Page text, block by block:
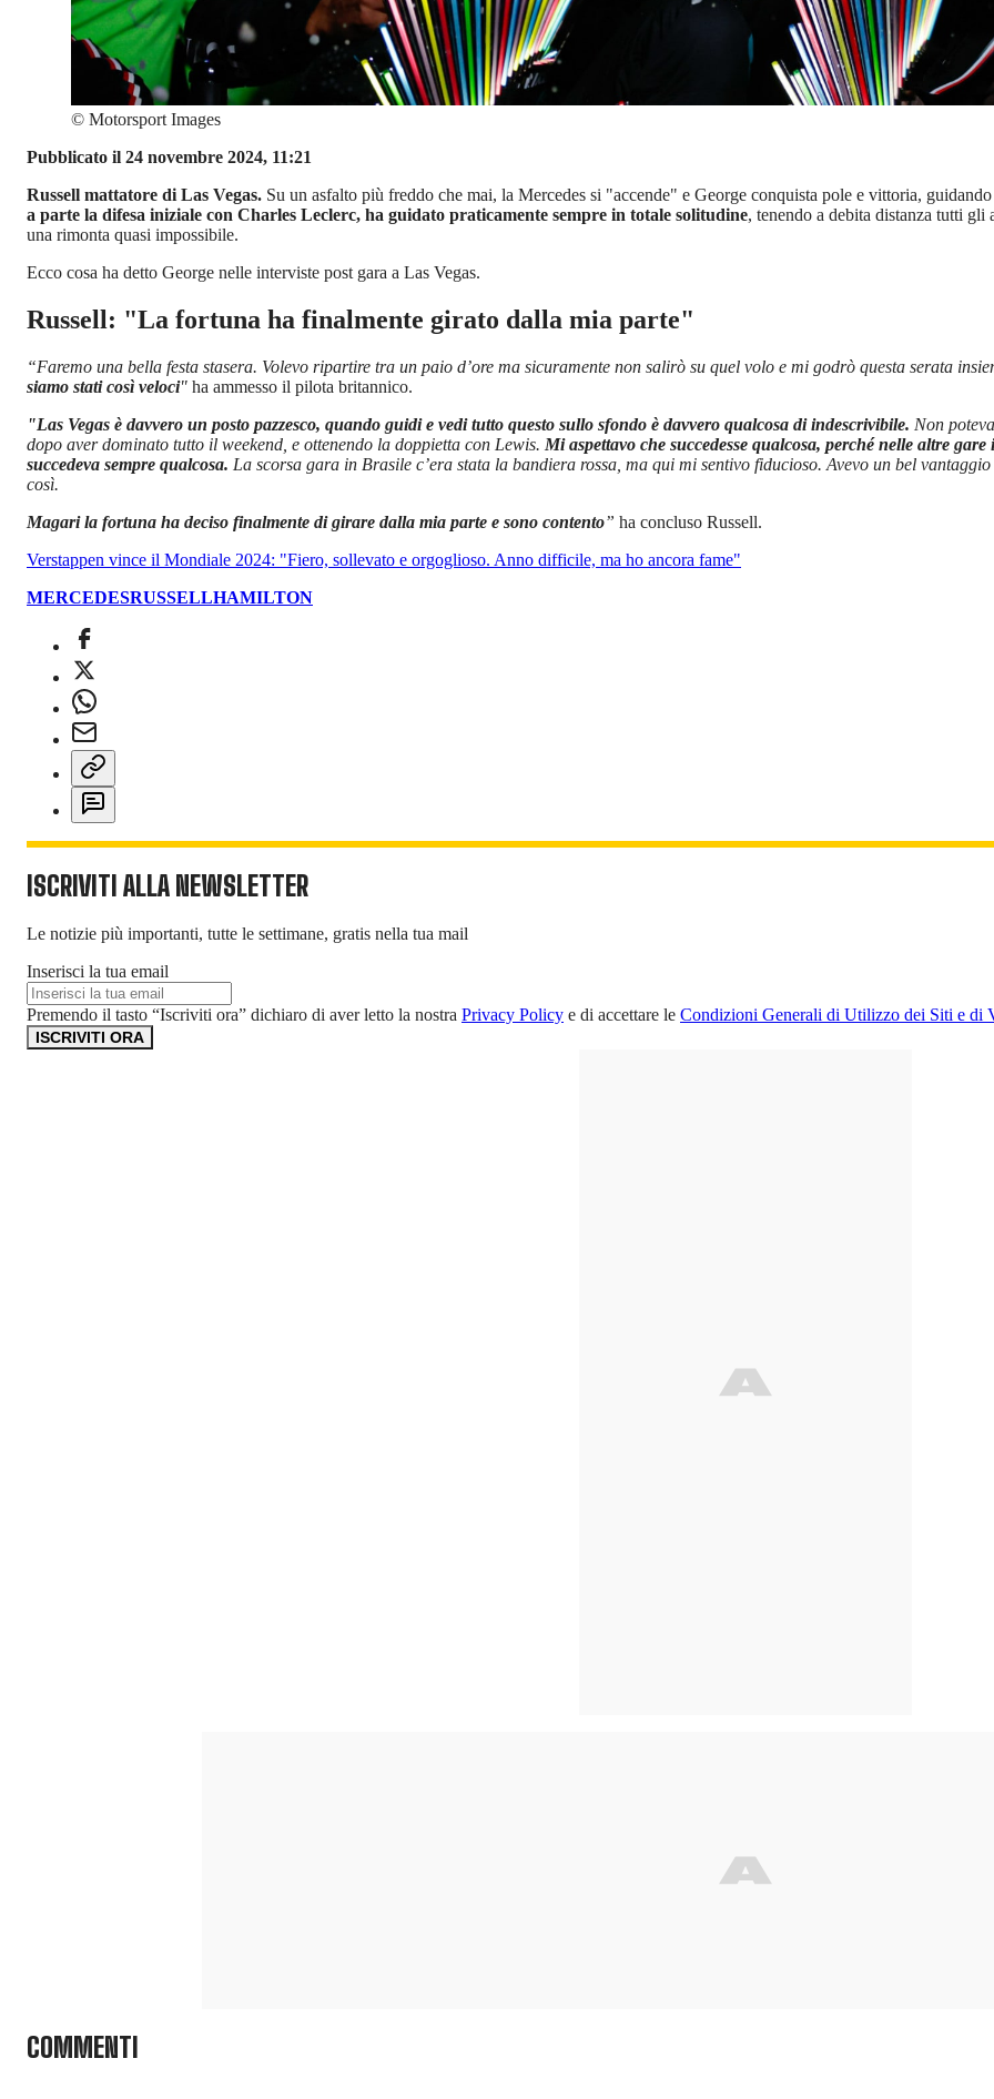
© Motorsport Images
Pubblicato il 24 novembre 2024, 11:21
Russell mattatore di Las Vegas. Su un asfalto più freddo che mai, la Mercedes si "accende" e George conquista pole e vittoria,
a parte la difesa iniziale con Charles Leclerc, ha guidato praticamente sempre in totale solitudine, tenendo a debita distanza tutti
una rimonta quasi impossibile.
Ecco cosa ha detto George nelle interviste post gara a Las Vegas.
Russell: "La fortuna ha finalmente girato dalla mia parte"
“Faremo una bella festa stasera. Volevo ripartire tra un paio d’ore ma sicuramente non salirò su quel volo e mi godrò questa serata
siamo stati così veloci" ha ammesso il pilota britannico.
"Las Vegas è davvero un posto pazzesco, quando guidi e vedi tutto questo sullo sfondo è davvero qualcosa di indescrivibile. Non
dopo aver dominato tutto il weekend, e ottenendo la doppietta con Lewis. Mi aspettavo che succedesse qualcosa, perché nelle altre
succedeva sempre qualcosa. La scorsa gara in Brasile c’era stata la bandiera rossa, ma qui mi sentivo fiducioso. Avevo un bel
così.
Magari la fortuna ha deciso finalmente di girare dalla mia parte e sono contento” ha concluso Russell.
Verstappen vince il Mondiale 2024: "Fiero, sollevato e orgoglioso. Anno difficile, ma ho ancora fame"
MERCEDESRUSSELLHAMILTON
ISCRIVITI ALLA NEWSLETTER
Le notizie più importanti, tutte le settimane, gratis nella tua mail
Inserisci la tua email
Premendo il tasto “Iscriviti ora” dichiaro di aver letto la nostra Privacy Policy e di accettare le Condizioni Generali di Utilizzo dei Siti e di
ISCRIVITI ORA
COMMENTI